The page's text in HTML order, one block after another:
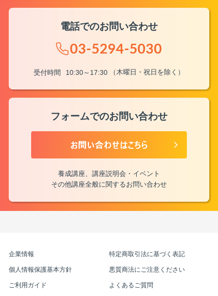
電話でのお問い合わせ
受付時間 10:30～17:30 （木曜日・祝日を除く）
フォームでのお問い合わせ
養成講座、講座説明会・イベント
その他講座全般に関するお問い合わせ
企業情報 特定商取引法に基づく表記
個人情報保護基本方針 悪質商法にご注意ください
ご利用ガイド よくあるご質問